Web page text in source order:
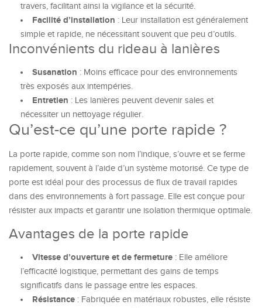
travers, facilitant ainsi la vigilance et la sécurité.
Facilité d’installation : Leur installation est généralement
simple et rapide, ne nécessitant souvent que peu d’outils.
Inconvénients du rideau à lanières
Susanation : Moins efficace pour des environnements
très exposés aux intempéries.
Entretien : Les lanières peuvent devenir sales et
nécessiter un nettoyage régulier.
Qu’est-ce qu’une porte rapide ?
La porte rapide, comme son nom l’indique, s’ouvre et se ferme
rapidement, souvent à l’aide d’un système motorisé. Ce type de
porte est idéal pour des processus de flux de travail rapides
dans des environnements à fort passage. Elle est conçue pour
résister aux impacts et garantir une isolation thermique optimale.
Avantages de la porte rapide
Vitesse d’ouverture et de fermeture : Elle améliore
l’efficacité logistique, permettant des gains de temps
significatifs dans le passage entre les espaces.
Résistance : Fabriquée en matériaux robustes, elle résiste